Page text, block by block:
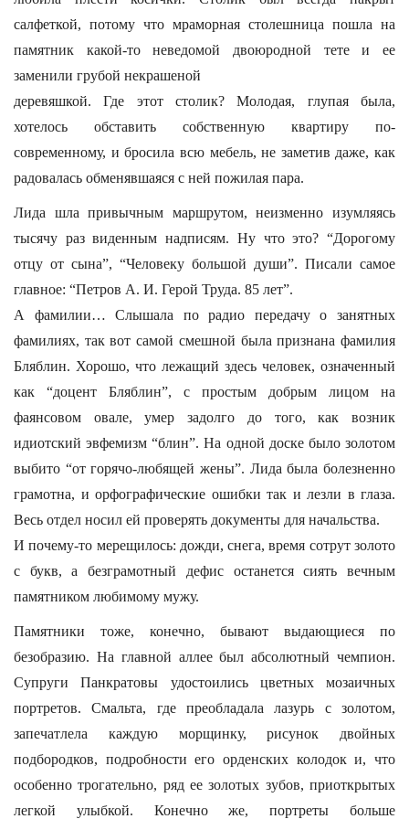
салфеткой, потому что мраморная столешница пошла на
памятник какой-то неведомой двоюродной тете и ее
заменили грубой некрашеной
деревяшкой. Где этот столик? Молодая, глупая была,
хотелось обставить собственную квартиру по-
современному, и бросила всю мебель, не заметив даже, как
радовалась обменявшаяся с ней пожилая пара.
Лида шла привычным маршрутом, неизменно изумляясь
тысячу раз виденным надписям. Ну что это? “Дорогому
отцу от сына”, “Человеку большой души”. Писали самое
главное: “Петров А. И. Герой Труда. 85 лет”.
А фамилии… Слышала по радио передачу о занятных
фамилиях, так вот самой смешной была признана фамилия
Бляблин. Хорошо, что лежащий здесь человек, означенный
как “доцент Бляблин”, с простым добрым лицом на
фаянсовом овале, умер задолго до того, как возник
идиотский эвфемизм “блин”. На одной доске было золотом
выбито “от горячо-любящей жены”. Лида была болезненно
грамотна, и орфографические ошибки так и лезли в глаза.
Весь отдел носил ей проверять документы для начальства.
И почему-то мерещилось: дожди, снега, время сотрут золото
с букв, а безграмотный дефис останется сиять вечным
памятником любимому мужу.
Памятники тоже, конечно, бывают выдающиеся по
безобразию. На главной аллее был абсолютный чемпион.
Супруги Панкратовы удостоились цветных мозаичных
портретов. Смальта, где преобладала лазурь с золотом,
запечатлела каждую морщинку, рисунок двойных
подбородков, подробности его орденских колодок и, что
особенно трогательно, ряд ее золотых зубов, приоткрытых
легкой улыбкой. Конечно же, портреты больше